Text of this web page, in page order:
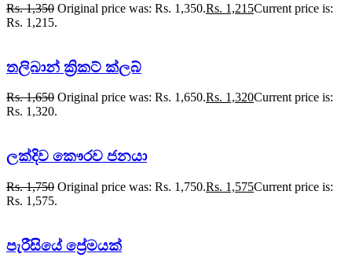
Rs.1,350 Original price was: Rs. 1,350.Rs. 1,215Current price is:
Rs. 1,215.
තලිබාන් ක්‍රිකට් ක්ලබ්
Rs.1,650 Original price was: Rs. 1,650.Rs. 1,320Current price is:
Rs. 1,320.
ලක්දිව කෞරව ජනයා
Rs.1,750 Original price was: Rs. 1,750.Rs. 1,575Current price is:
Rs. 1,575.
පැරීසියේ ප්‍රේමයක්